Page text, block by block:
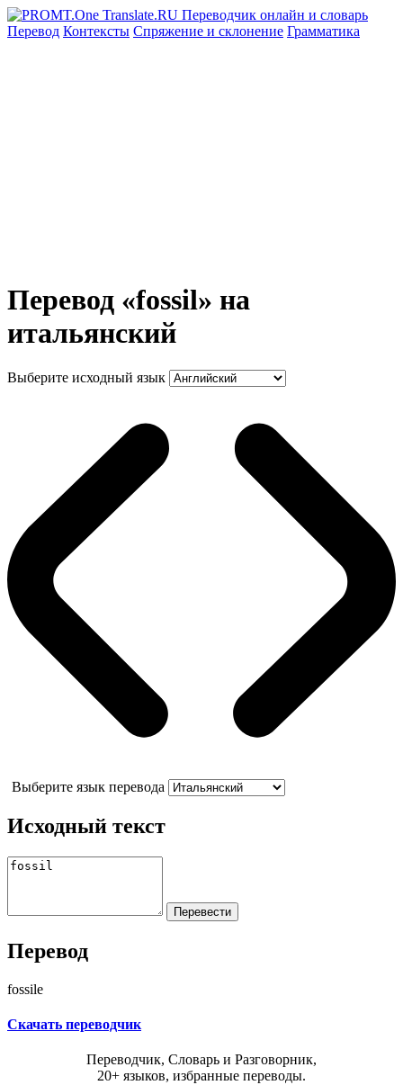
Перевод Контексты Спряжение и склонение Грамматика
Перевод «fossil» на
итальянский
Выберите исходный язык
Выберите язык перевода
Исходный текст
Перевод
fossile
Скачать переводчик
Переводчик, Словарь и Разговорник,
20+ языков, избранные переводы.